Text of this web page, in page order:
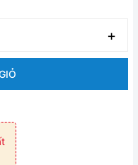
+